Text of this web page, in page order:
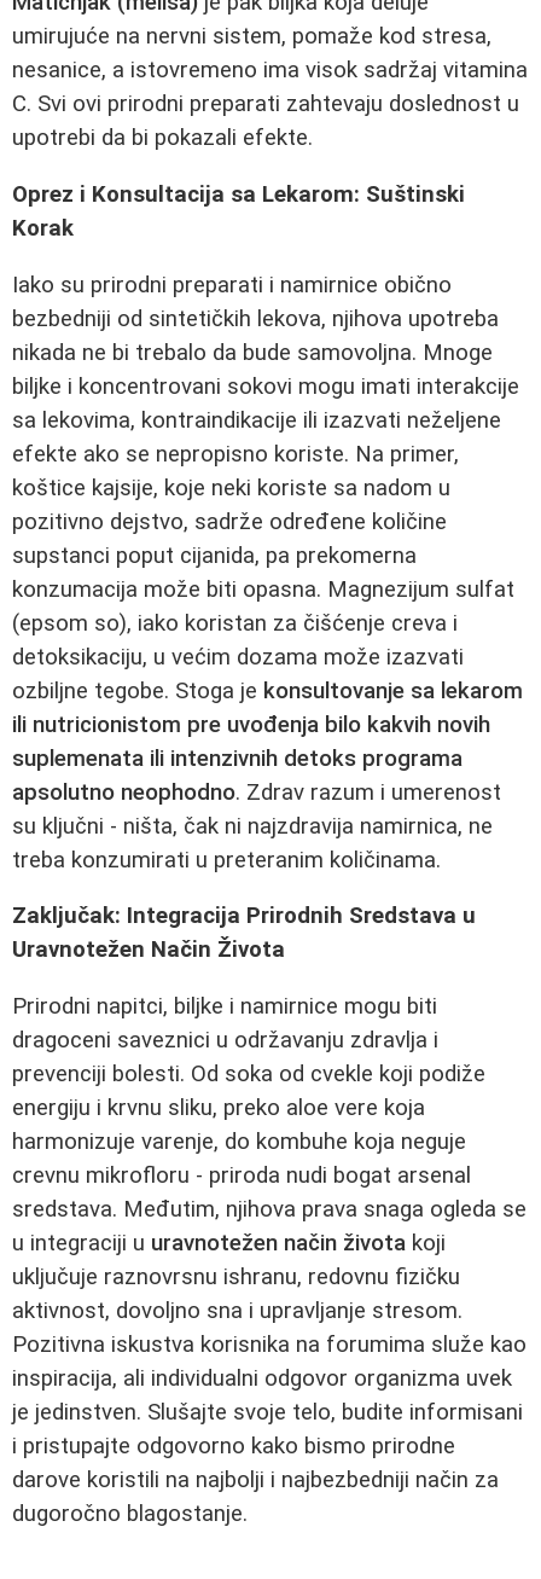
umirujuće na nervni sistem, pomaže kod stresa,
nesanice, a istovremeno ima visok sadržaj vitamina
C. Svi ovi prirodni preparati zahtevaju doslednost u
upotrebi da bi pokazali efekte.
Oprez i Konsultacija sa Lekarom: Suštinski
Korak
Iako su prirodni preparati i namirnice obično
bezbedniji od sintetičkih lekova, njihova upotreba
nikada ne bi trebalo da bude samovoljna. Mnoge
biljke i koncentrovani sokovi mogu imati interakcije
sa lekovima, kontraindikacije ili izazvati neželjene
efekte ako se nepropisno koriste. Na primer,
koštice kajsije, koje neki koriste sa nadom u
pozitivno dejstvo, sadrže određene količine
supstanci poput cijanida, pa prekomerna
konzumacija može biti opasna. Magnezijum sulfat
(epsom so), iako koristan za čišćenje creva i
detoksikaciju, u većim dozama može izazvati
ozbiljne tegobe. Stoga je konsultovanje sa lekarom
ili nutricionistom pre uvođenja bilo kakvih novih
suplemenata ili intenzivnih detoks programa
apsolutno neophodno. Zdrav razum i umerenost
su ključni - ništa, čak ni najzdravija namirnica, ne
treba konzumirati u preteranim količinama.
Zaključak: Integracija Prirodnih Sredstava u
Uravnotežen Način Života
Prirodni napitci, biljke i namirnice mogu biti
dragoceni saveznici u održavanju zdravlja i
prevenciji bolesti. Od soka od cvekle koji podiže
energiju i krvnu sliku, preko aloe vere koja
harmonizuje varenje, do kombuhe koja neguje
crevnu mikrofloru - priroda nudi bogat arsenal
sredstava. Međutim, njihova prava snaga ogleda se
u integraciji u uravnotežen način života koji
uključuje raznovrsnu ishranu, redovnu fizičku
aktivnost, dovoljno sna i upravljanje stresom.
Pozitivna iskustva korisnika na forumima služe kao
inspiracija, ali individualni odgovor organizma uvek
je jedinstven. Slušajte svoje telo, budite informisani
i pristupajte odgovorno kako bismo prirodne
darove koristili na najbolji i najbezbedniji način za
dugoročno blagostanje.